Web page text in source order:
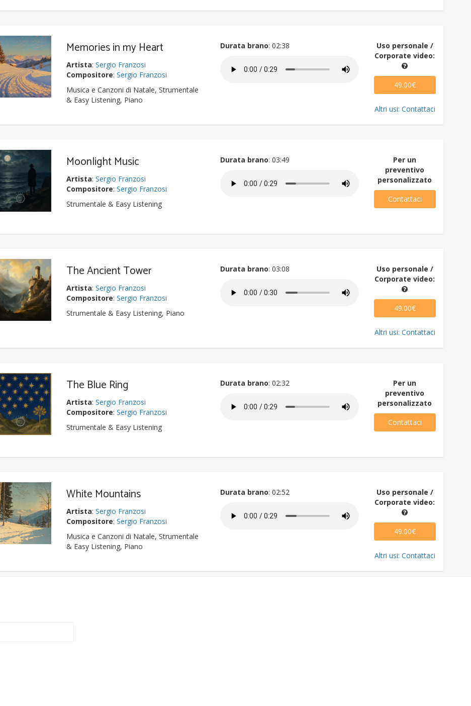
Memories in my Heart
Artista:Sergio Franzosi
Compositore:Sergio Franzosi
Musica e Canzoni di Natale, Strumentale
& Easy Listening, Piano
Durata brano: 02:38
Uso personale /
Corporate video:
49.00€
Altri usi: Contattaci
Moonlight Music
Artista:Sergio Franzosi
Compositore:Sergio Franzosi
Strumentale & Easy Listening
Durata brano: 03:49
Per un
preventivo
personalizzato
Contattaci
The Ancient Tower
Artista:Sergio Franzosi
Compositore:Sergio Franzosi
Strumentale & Easy Listening, Piano
Durata brano: 03:08
Uso personale /
Corporate video:
49.00€
Altri usi: Contattaci
The Blue Ring
Artista:Sergio Franzosi
Compositore:Sergio Franzosi
Strumentale & Easy Listening
Durata brano: 02:32
Per un
preventivo
personalizzato
Contattaci
White Mountains
Artista:Sergio Franzosi
Compositore:Sergio Franzosi
Musica e Canzoni di Natale, Strumentale
& Easy Listening, Piano
Durata brano: 02:52
Uso personale /
Corporate video:
49.00€
Altri usi: Contattaci